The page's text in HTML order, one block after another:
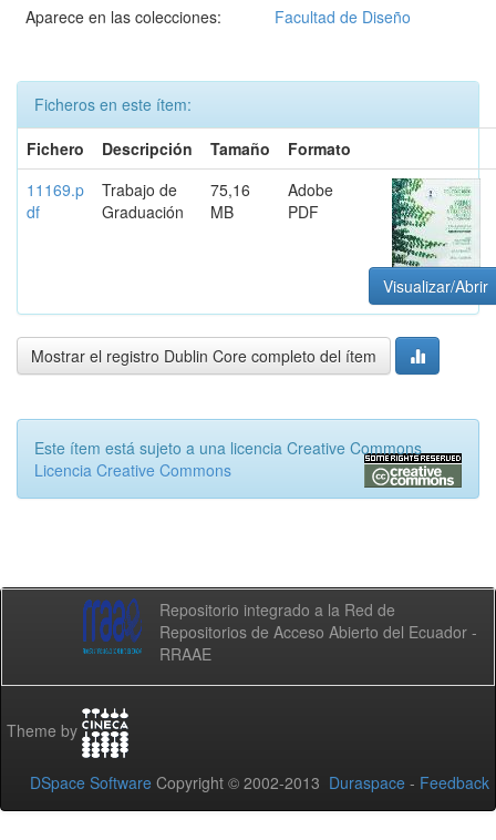
Aparece en las colecciones:
Facultad de Diseño
Ficheros en este ítem:
Fichero
Descripción Tamaño
Formato
11169.p
df
Trabajo de
Graduación
75,16
MB
Adobe
PDF
Visualizar/Abrir
Mostrar el registro Dublin Core completo del ítem
Este ítem está sujeto a una licencia Creative Commons
Licencia Creative Commons
Repositorio integrado a la Red de
Repositorios de Acceso Abierto del Ecuador -
RRAAE
Theme by
DSpace Software Copyright © 2002-2013 Duraspace - Feedback